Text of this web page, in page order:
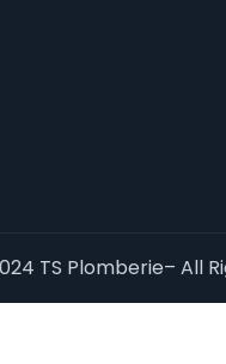
TS Plomberie– All